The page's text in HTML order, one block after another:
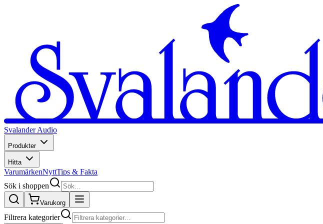
Svalander Audio
Produkter
Hitta
VarumärkenNyttTips & Fakta
Sök i shoppen
Varukorg
Filtrera kategorier